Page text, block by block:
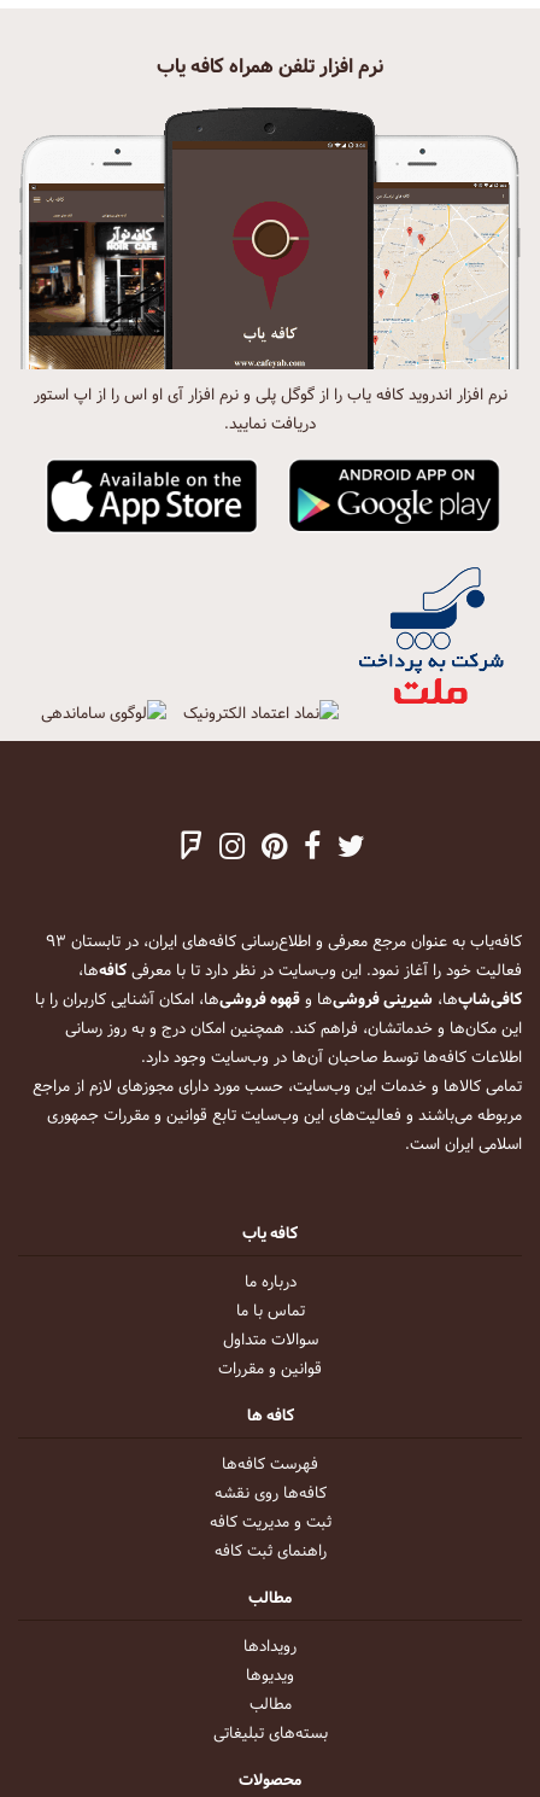
نرم افزار تلفن همراه کافه یاب
نرم افزار اندروید کافه یاب را از گوگل پلی و نرم افزار آی او اس را از اپ استور
دریافت نمایید.
کافه‌یاب به عنوان مرجع معرفی و اطلاع‌رسانی کافه‌های ایران، در تابستان ۹۳
فعالیت خود را آغاز نمود. این وب‌سایت در نظر دارد تا با معرفیکافه‌ها،
کافی‌شاپ‌ها، شیرینی فروشی‌ها وقهوه فروشی‌ها، امکان آشنایی کاربران را با
این مکان‌ها و خدماتشان، فراهم کند. همچنین امکان درج و به روز رسانی
اطلاعات کافه‌ها توسط صاحبان آن‌ها در وب‌سایت وجود دارد.
تمامی کالاها و خدمات این وب‌سایت، حسب مورد دارای مجوزهای لازم از مراجع
مربوطه می‌باشند و فعالیت‌های این وب‌سایت تابع قوانین و مقررات جمهوری
اسلامی ایران است.
کافه یاب
درباره ما
تماس با ما
سوالات متداول
قوانین و مقررات
کافه ها
فهرست کافه‌ها
کافه‌ها روی نقشه
ثبت و مدیریت کافه
راهنمای ثبت کافه
مطالب
رویداد‌ها
ویدیو‌ها
مطالب
بسته‌های تبلیغاتی
محصولات